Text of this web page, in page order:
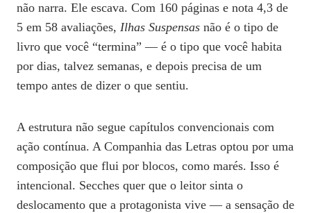
não narra. Ele escava. Com 160 páginas e nota 4,3 de
5 em 58 avaliações, Ilhas Suspensas não é o tipo de
livro que você “termina” — é o tipo que você habita
por dias, talvez semanas, e depois precisa de um
tempo antes de dizer o que sentiu.
A estrutura não segue capítulos convencionais com
ação contínua. A Companhia das Letras optou por uma
composição que flui por blocos, como marés. Isso é
intencional. Secches quer que o leitor sinta o
deslocamento que a protagonista vive — a sensação de